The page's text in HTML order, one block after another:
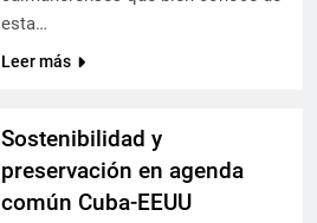
esta…
Leer más
Sostenibilidad y
preservación en agenda
común Cuba-EEUU